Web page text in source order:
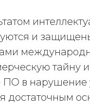
и
в нарушение
достаточным